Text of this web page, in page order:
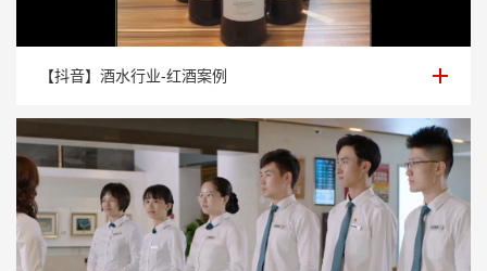
【抖音】酒水行业-红酒案例
【抖音】酒水行业-红酒案例